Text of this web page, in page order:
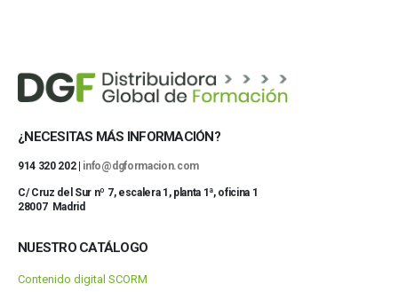
¿NECESITAS MÁS INFORMACIÓN?
914 320 202 | info@dgformacion.com
C/ Cruz del Sur nº 7, escalera 1, planta 1ª, oficina 1
28007 Madrid
NUESTRO CATÁLOGO
Contenido digital SCORM